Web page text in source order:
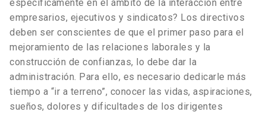
específicamente en el ámbito de la interacción entre
empresarios, ejecutivos y sindicatos? Los directivos
deben ser conscientes de que el primer paso para el
mejoramiento de las relaciones laborales y la
construcción de confianzas, lo debe dar la
administración. Para ello, es necesario dedicarle más
tiempo a “ir a terreno”, conocer las vidas, aspiraciones,
sueños, dolores y dificultades de los dirigentes